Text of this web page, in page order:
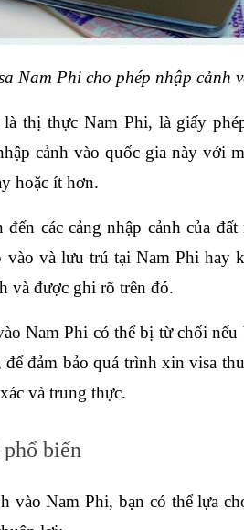
Nam Phi cho phép nhập cảnh
thị thực Nam Phi, là giấy
cảnh vào quốc gia này với
hoặc ít hơn.
các cảng nhập cảnh của
vào và lưu trú tại Nam Phi hay
và được ghi rõ trên đó.
Nam Phi có thể bị từ chối
đảm bảo quá trình xin visa
và trung thực.
biến
vào Nam Phi, bạn có thể lựa